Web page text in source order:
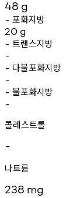
48 g
- 포화지방
20 g
- 트랜스지방
-
- 다불포화지방
-
- 불포화지방
-
콜레스트롤
-
나트륨
238 mg